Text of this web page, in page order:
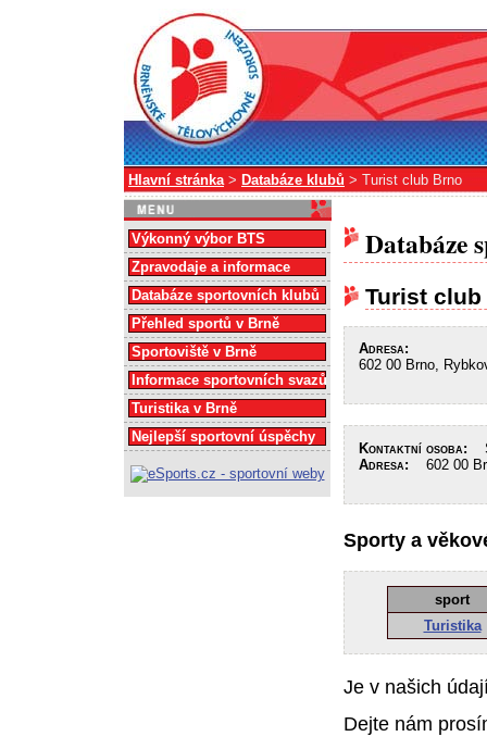
Hlavní stránka> Databáze klubů > Turist club Brno
Databáze
Turist club
Adresa:
602 00 Brno,
Kontaktní osoba:
Adresa: 602 00
Sporty a
sport
Turistika
Je v našich
Dejte nám
Výkonný výbor BTS
Zpravodaje a informace
Databáze sportovních klubů
Přehled sportů v Brně
Sportoviště v Brně
Informace sportovních svazů
Turistika v Brně
Nejlepší sportovní úspěchy